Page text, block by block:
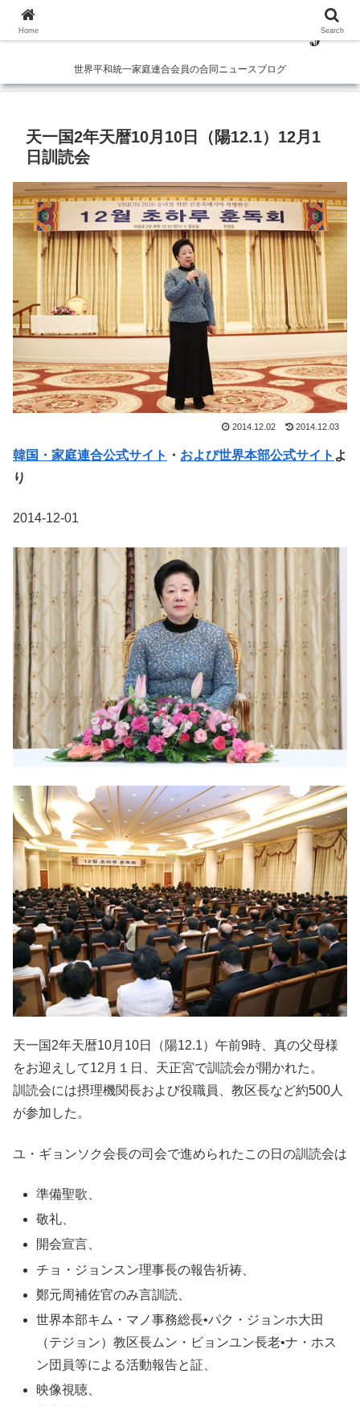
世界平和統一家庭連合会員の合同ニュースブログ
天一国2年天暦10月10日（陽12.1）12月1
日訓読会
2014.12.02 2014.12.03
韓国・家庭連合公式サイト ・ および世界本部公式サイト よ
り
2014-12-01
天一国2年天暦10月10日（陽12.1）午前9時、真の父母様
をお迎えして12月１日、天正宮で訓読会が開かれた。
訓読会には摂理機関長および役職員、教区長など約500人
が参加した。
ユ・ギョンソク会長の司会で進められたこの日の訓読会は
準備聖歌、
敬礼、
開会宣言、
チョ・ジョンスン理事長の報告祈祷、
鄭元周補佐官のみ言訓読、
世界本部キム・マノ事務総長•パク・ジョンホ大田
（テジョン）教区長ムン・ビョンユン長老•ナ・ホス
ン団員等による活動報告と証、
映像視聴、
Home Search